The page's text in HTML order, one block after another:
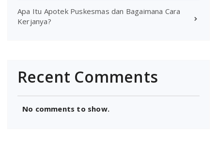
Apa Itu Apotek Puskesmas dan Bagaimana Cara
Kerjanya?
Recent Comments
No comments to show.